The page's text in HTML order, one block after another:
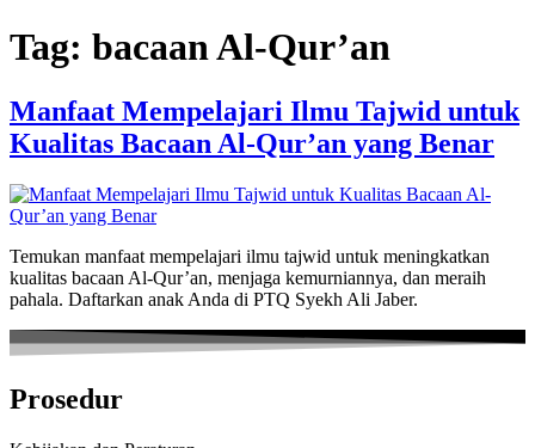
Skip
to
Tag: bacaan Al-Qur’an
Manfaat Mempelajari Ilmu Tajwid untuk
Kualitas Bacaan Al-Qur’an yang Benar
Temukan manfaat mempelajari ilmu tajwid untuk meningkatkan
kualitas bacaan Al-Qur’an, menjaga kemurniannya, dan meraih
pahala. Daftarkan anak Anda di PTQ Syekh Ali Jaber.
Prosedur